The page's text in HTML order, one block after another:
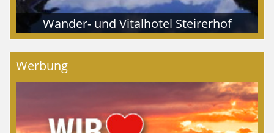
Wander- und Vitalhotel Steirerhof
Werbung